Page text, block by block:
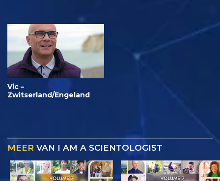
Vic –
Zwitserland/Engeland
MEER VAN I AM A SCIENTOLOGIST